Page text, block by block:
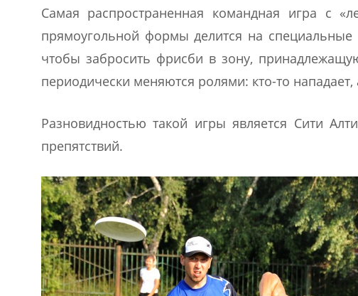
Самая распространенная командная игра с
прямоугольной формы делится на
чтобы забросить фрисби в зону,
периодически меняются ролями: кто-то
Разновидностью такой игры является Сити
препятствий.